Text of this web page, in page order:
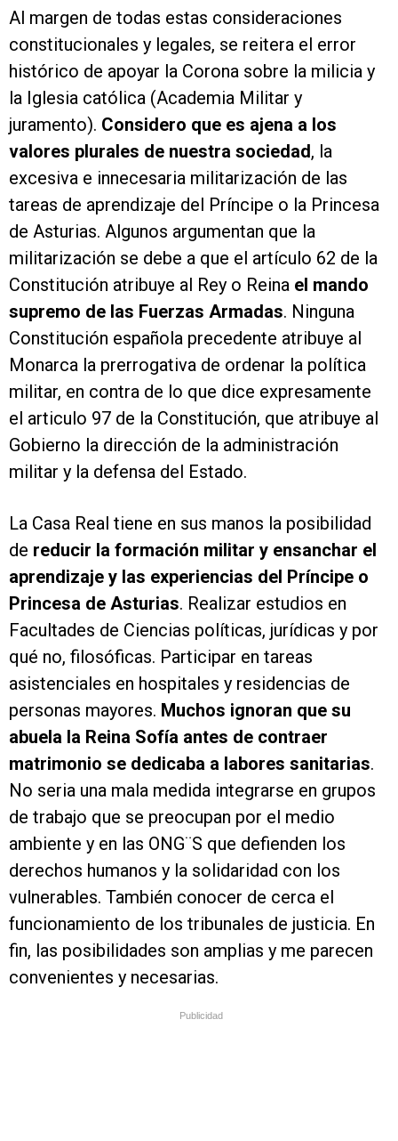
Al margen de todas estas consideraciones
constitucionales y legales, se reitera el error
histórico de apoyar la Corona sobre la milicia y
la Iglesia católica (Academia Militar y
juramento). Considero que es ajena a los
valores plurales de nuestra sociedad, la
excesiva e innecesaria militarización de las
tareas de aprendizaje del Príncipe o la Princesa
de Asturias. Algunos argumentan que la
militarización se debe a que el artículo 62 de la
Constitución atribuye al Rey o Reina el mando
supremo de las Fuerzas Armadas. Ninguna
Constitución española precedente atribuye al
Monarca la prerrogativa de ordenar la política
militar, en contra de lo que dice expresamente
el articulo 97 de la Constitución, que atribuye al
Gobierno la dirección de la administración
militar y la defensa del Estado.
La Casa Real tiene en sus manos la posibilidad
de reducir la formación militar y ensanchar el
aprendizaje y las experiencias del Príncipe o
Princesa de Asturias. Realizar estudios en
Facultades de Ciencias políticas, jurídicas y por
qué no, filosóficas. Participar en tareas
asistenciales en hospitales y residencias de
personas mayores. Muchos ignoran que su
abuela la Reina Sofía antes de contraer
matrimonio se dedicaba a labores sanitarias.
No seria una mala medida integrarse en grupos
de trabajo que se preocupan por el medio
ambiente y en las ONG¨S que defienden los
derechos humanos y la solidaridad con los
vulnerables. También conocer de cerca el
funcionamiento de los tribunales de justicia. En
fin, las posibilidades son amplias y me parecen
convenientes y necesarias.
Publicidad